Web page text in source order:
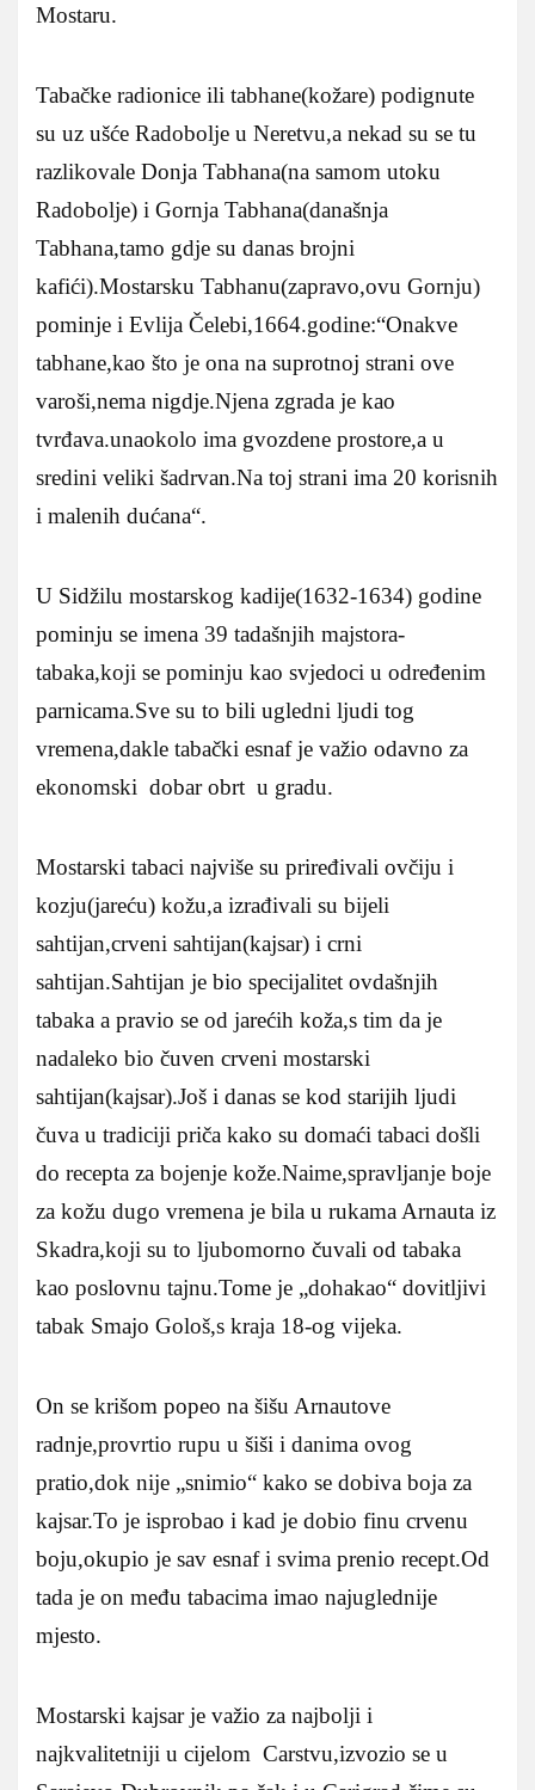
Mostaru.
Tabačke radionice ili tabhane(kožare) podignute
su uz ušće Radobolje u Neretvu,a nekad su se tu
razlikovale Donja Tabhana(na samom utoku
Radobolje) i Gornja Tabhana(današnja
Tabhana,tamo gdje su danas brojni
kafići).Mostarsku Tabhanu(zapravo,ovu Gornju)
pominje i Evlija Čelebi,1664.godine:“Onakve
tabhane,kao što je ona na suprotnoj strani ove
varoši,nema nigdje.Njena zgrada je kao
tvrđava.unaokolo ima gvozdene prostore,a u
sredini veliki šadrvan.Na toj strani ima 20 korisnih
i malenih dućana“.
U Sidžilu mostarskog kadije(1632-1634) godine
pominju se imena 39 tadašnjih majstora-
tabaka,koji se pominju kao svjedoci u određenim
parnicama.Sve su to bili ugledni ljudi tog
vremena,dakle tabački esnaf je važio odavno za
ekonomski dobar obrt u gradu.
Mostarski tabaci najviše su priređivali ovčiju i
kozju(jareću) kožu,a izrađivali su bijeli
sahtijan,crveni sahtijan(kajsar) i crni
sahtijan.Sahtijan je bio specijalitet ovdašnjih
tabaka a pravio se od jarećih koža,s tim da je
nadaleko bio čuven crveni mostarski
sahtijan(kajsar).Još i danas se kod starijih ljudi
čuva u tradiciji priča kako su domaći tabaci došli
do recepta za bojenje kože.Naime,spravljanje boje
za kožu dugo vremena je bila u rukama Arnauta iz
Skadra,koji su to ljubomorno čuvali od tabaka
kao poslovnu tajnu.Tome je „dohakao“ dovitljivi
tabak Smajo Gološ,s kraja 18-og vijeka.
On se krišom popeo na šišu Arnautove
radnje,provrtio rupu u šiši i danima ovog
pratio,dok nije „snimio“ kako se dobiva boja za
kajsar.To je isprobao i kad je dobio finu crvenu
boju,okupio je sav esnaf i svima prenio recept.Od
tada je on među tabacima imao najuglednije
mjesto.
Mostarski kajsar je važio za najbolji i
najkvalitetniji u cijelom Carstvu,izvozio se u